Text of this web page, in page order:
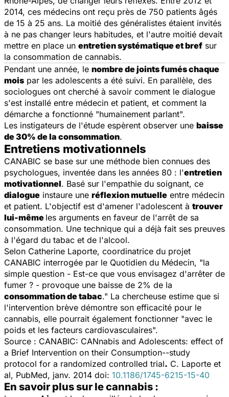
2014, ces médecins ont reçu près de 750 patients âgés
de 15 à 25 ans. La moitié des généralistes étaient invités
à ne pas changer leurs habitudes, et l'autre moitié devait
mettre en place un entretien systématique et bref sur
la consommation de cannabis.
Pendant une année, le nombre de joints fumés chaque
mois par les adolescents a été suivi. En parallèle, des
sociologues ont cherché à savoir comment le dialogue
s'est installé entre médecin et patient, et comment la
démarche a fonctionné "humainement parlant".
Les instigateurs de l'étude espèrent observer une baisse
de 30% de la consommation.
Entretiens motivationnels
CANABIC se base sur une méthode bien connues des
psychologues, inventée dans les années 80 : l'entretien
motivationnel. Basé sur l'empathie du soignant, ce
dialogue instaure une réflexion mutuelle entre médecin
et patient. L'objectif est d'amener l'adolescent à trouver
lui-même les arguments en faveur de l'arrêt de sa
consommation. Une technique qui a déjà fait ses preuves
à l'égard du tabac et de l'alcool.
Selon Catherine Laporte, coordinatrice du projet
CANABIC interrogée par le Quotidien du Médecin, "la
simple question - Est-ce que vous envisagez d'arrêter de
fumer ? - provoque une baisse de 2% de la
consommation de tabac." La chercheuse estime que si
l'intervention brève démontre son efficacité pour le
cannabis, elle pourrait également fonctionner "avec le
poids et les facteurs cardiovasculaires".
Source : CANABIC: CANnabis and Adolescents: effect of
a Brief Intervention on their Consumption--study
protocol for a randomized controlled trial. C. Laporte et
al, PubMed, janv. 2014 doi: 10.1186/1745-6215-15-40
En savoir plus sur le cannabis :